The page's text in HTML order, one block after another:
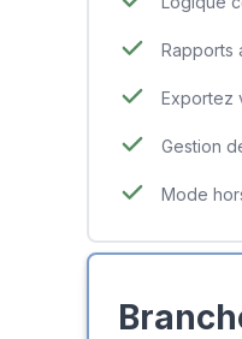
Rapports
Exportez
Gestion
Mode